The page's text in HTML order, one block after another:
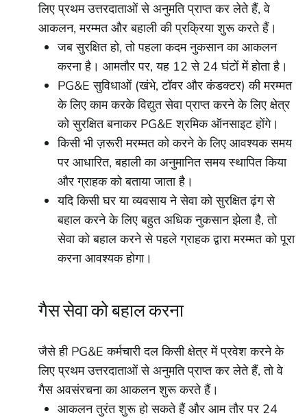
लिए प्रथम उत्तरदाताओं से अनुमति प्राप्त कर लेते हैं, वे
आकलन, मरम्मत और बहाली की प्रक्रिया शुरू करते हैं।
जब सुरक्षित हो, तो पहला कदम नुकसान का आकलन
करना है। आमतौर पर, यह 12 से 24 घंटों में होता है।
PG&E सुविधाओं (खंभे, टॉवर और कंडक्टर) की मरम्मत
के लिए काम करके विद्युत सेवा प्राप्त करने के लिए क्षेत्र
को सुरक्षित बनाकर PG&E श्रमिक ऑनसाइट होंगे।
किसी भी ज़रूरी मरम्मत को करने के लिए आवश्यक समय
पर आधारित, बहाली का अनुमानित समय स्थापित किया
और ग्राहक को बताया जाता है।
यदि किसी घर या व्यवसाय ने सेवा को सुरक्षित ढ़ंग से
बहाल करने के लिए बहुत अधिक नुकसान झेला है, तो
सेवा को बहाल करने से पहले ग्राहक द्वारा मरम्मत को पूरा
करना आवश्यक होगा।
गैस सेवा को बहाल करना
जैसे ही PG&E कर्मचारी दल किसी क्षेत्र में प्रवेश करने के
लिए प्रथम उत्तरदाताओं से अनुमति प्राप्त कर लेते हैं, तो वे
गैस अवसंरचना का आकलन शुरू करते हैं।
आकलन तुरंत शुरू हो सकते हैं और आम तौर पर 24